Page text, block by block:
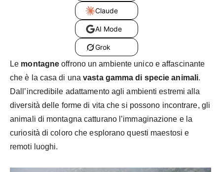
Claude
AI Mode
Grok
Le montagne offrono un ambiente unico e affascinante
che è la casa di unavasta gamma di specie animali.
Dall’incredibile adattamento agli ambienti estremi alla
diversità delle forme di vita che si possono incontrare, gli
animali di montagna catturano l’immaginazione e la
curiosità di coloro che esplorano questi maestosi e
remoti luoghi.